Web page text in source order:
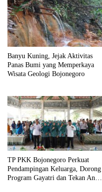
Banyu Kuning, Jejak Aktivitas
Panas Bumi yang Memperkaya
Wisata Geologi Bojonegoro
TP PKK Bojonegoro Perkuat
Pendampingan Keluarga, Dorong
Program Gayatri dan Tekan Angka